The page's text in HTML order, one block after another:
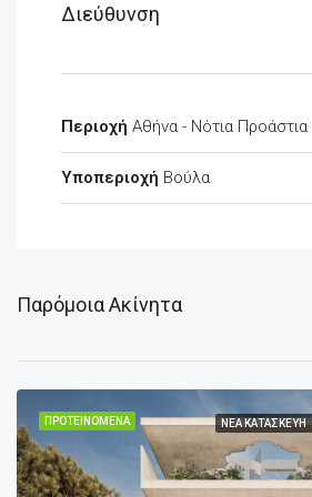
Διεύθυνση
Περιοχή Αθήνα - Νότια Προάστια
Υποπεριοχή Βούλα
Παρόμοια Ακίνητα
ΠΡΟΤΕΙΝΌΜΕΝΑ ΝΈΑ ΚΑΤΑΣΚΕΥΉ